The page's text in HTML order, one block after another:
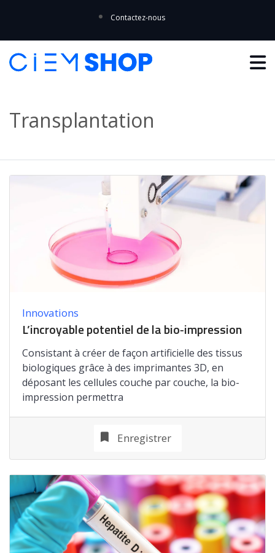
Contactez-nous
Transplantation
Innovations
L’incroyable potentiel de la bio‑impression
Consistant à créer de façon artificielle des tissus
biologiques grâce à des imprimantes 3D, en
déposant les cellules couche par couche, la bio-
impression permettra
Enregistrer